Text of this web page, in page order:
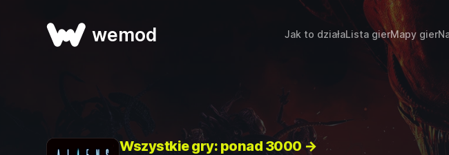
wemod Jak to działaLista gierMapy gier
Wszystkie gry: ponad 3000 →